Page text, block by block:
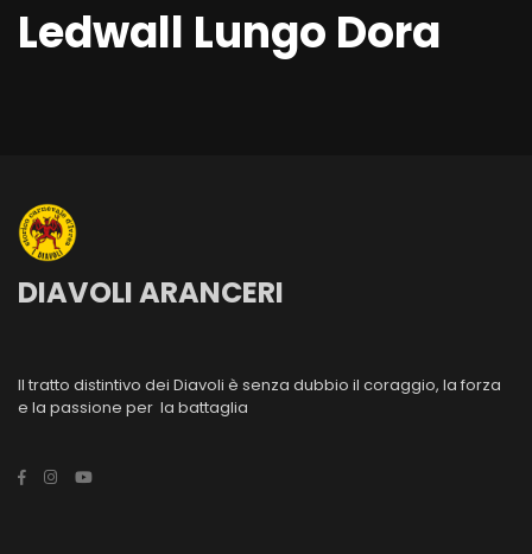
Ledwall Lungo Dora
DIAVOLI ARANCERI
Il tratto distintivo dei Diavoli è senza dubbio il coraggio, la forza
e la passione per la battaglia